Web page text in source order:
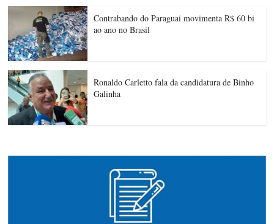
Contrabando do Paraguai movimenta R$ 60 bi
ao ano no Brasil
Ronaldo Carletto fala da candidatura de Binho
Galinha